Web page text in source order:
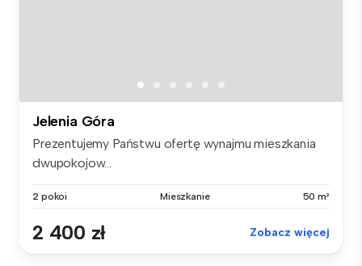
Jelenia Góra
Prezentujemy Państwu ofertę wynajmu mieszkania
dwupokojow...
2 pokoi Mieszkanie 50 m²
2 400 zł Zobacz więcej